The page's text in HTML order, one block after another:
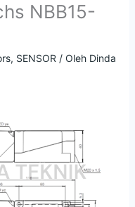
NBB15-
, SENSOR / Oleh Dinda